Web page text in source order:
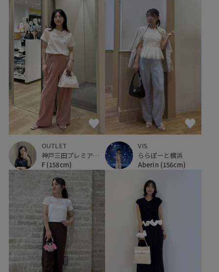
OUTLET
神戸三田プレミアム・アウトレット
F (158cm)
VIS
ららぽーと横浜
Aberin (156cm)